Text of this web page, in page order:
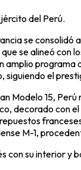
del Perú.
se consolidó
se alineó con
amplio
siguiendo el
Modelo 15,
decorado con
M-1,
con su interior y